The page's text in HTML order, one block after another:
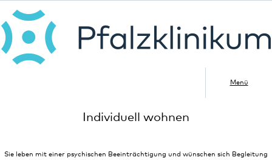
Menü
Individuell wohnen
Sie leben mit einer psychischen Beeinträchtigung und wünschen sich Begleitung